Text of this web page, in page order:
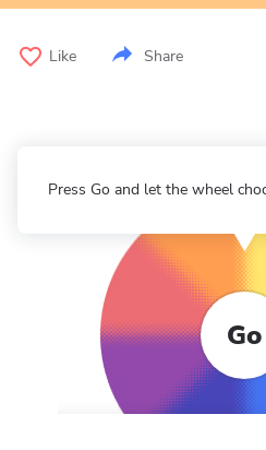
Like Share
Go
Press Go and let the wheel